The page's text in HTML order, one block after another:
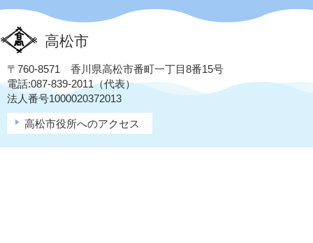
高松市
〒760-8571 香川県高松市番町一丁目8番15号
電話:087-839-2011（代表）
法人番号1000020372013
高松市役所へのアクセス